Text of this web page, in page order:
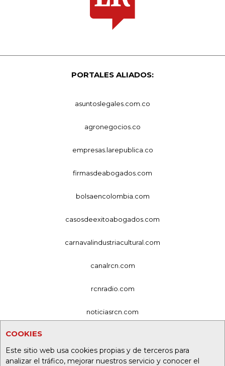
COOKIES
Este sitio web usa cookies propias y de terceros para
analizar el tráfico, mejorar nuestros servicio y conocer el
PORTALES ALIADOS:
asuntoslegales.com.co
agronegocios.co
empresas.larepublica.co
firmasdeabogados.com
bolsaencolombia.com
casosdeexitoabogados.com
carnavalindustriacultural.com
canalrcn.com
rcnradio.com
noticiasrcn.com
alerta.com.co